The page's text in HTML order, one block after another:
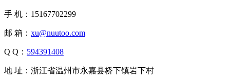
手 机：15167702299
邮 箱： xu@nuutoo.com
Q Q： 594391408
地 址：浙江省温州市永嘉县桥下镇岩下村